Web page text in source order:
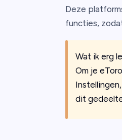
Deze
functies,
Wat ik erg
Om je